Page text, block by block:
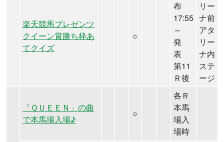
楽天競馬プレゼンツ
クイーン賞勝ち枠あ
てクイズ
○
布
17:55
～
発
表
第11
Ｒ後
リー
ナ前
アタ
リー
ナ内
ステ
ージ
「ＱＵＥＥＮ」の曲
で本馬場入場♪
○
各Ｒ
本馬
場入
場時